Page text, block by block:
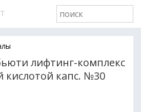
лифтинг-комплекс
кислотой капс. №30